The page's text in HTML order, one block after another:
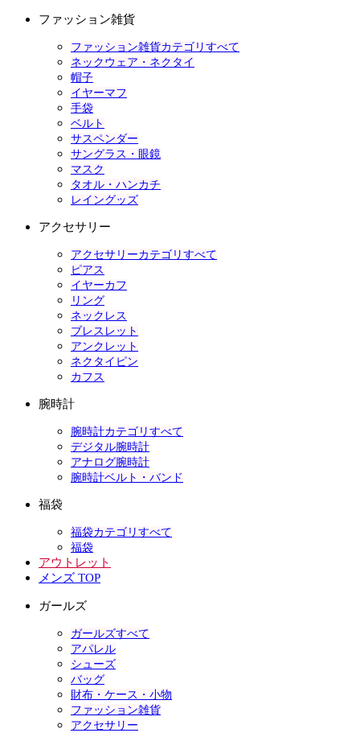
ファッション雑貨
ファッション雑貨カテゴリすべて
ネックウェア・ネクタイ
帽子
イヤーマフ
手袋
ベルト
サスペンダー
サングラス・眼鏡
マスク
タオル・ハンカチ
レイングッズ
アクセサリー
アクセサリーカテゴリすべて
ピアス
イヤーカフ
リング
ネックレス
ブレスレット
アンクレット
ネクタイピン
カフス
腕時計
腕時計カテゴリすべて
デジタル腕時計
アナログ腕時計
腕時計ベルト・バンド
福袋
福袋カテゴリすべて
福袋
アウトレット
メンズ TOP
ガールズ
ガールズすべて
アパレル
シューズ
バッグ
財布・ケース・小物
ファッション雑貨
アクセサリー